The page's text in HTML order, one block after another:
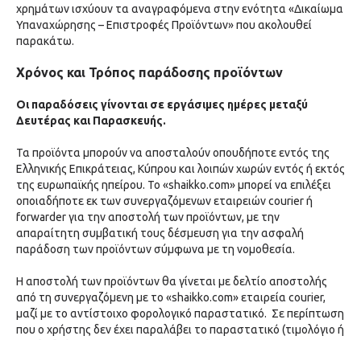
χρημάτων ισχύουν τα αναγραφόμενα στην ενότητα «Δικαίωμα
Υπαναχώρησης – Επιστροφές Προϊόντων» που ακολουθεί
παρακάτω.
Χρόνος και Τρόπος παράδοσης προϊόντων
Οι παραδόσεις γίνονται σε εργάσιμες ημέρες μεταξύ
Δευτέρας και Παρασκευής.
Τα προϊόντα μπορούν να αποσταλούν οπουδήποτε εντός της
Ελληνικής Επικράτειας, Κύπρου και λοιπών χωρών εντός ή εκτός
της ευρωπαϊκής ηπείρου. Το «shaikko.com» μπορεί να επιλέξει
οποιαδήποτε εκ των συνεργαζόμενων εταιρειών courier ή
forwarder για την αποστολή των προϊόντων, με την
απαραίτητη συμβατική τους δέσμευση για την ασφαλή
παράδοση των προϊόντων σύμφωνα με τη νομοθεσία.
Η αποστολή των προϊόντων θα γίνεται με δελτίο αποστολής
από τη συνεργαζόμενη με το «shaikko.com» εταιρεία courier,
μαζί με το αντίστοιχο φορολογικό παραστατικό. Σε περίπτωση
που ο χρήστης δεν έχει παραλάβει το παραστατικό (τιμολόγιο ή